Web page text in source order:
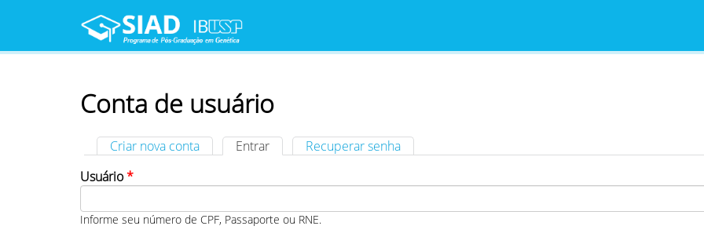
Menu principal
Conta de usuário
Abas primárias
Criar nova conta Entrar (aba ativa)Recuperar senha
Usuário*
Informe seu número de CPF, Passaporte ou RNE.